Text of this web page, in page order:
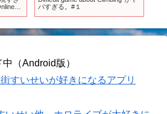
』
バすぎる。#１
（Android版）
いせいが好きになるアプリ